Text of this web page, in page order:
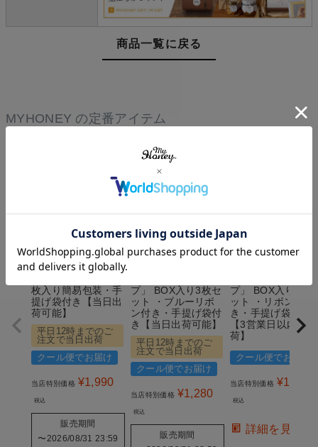
商品一覧に戻る
MYHONEY の定番アイテム
【クール便】ハニー
ショコラサンド"青
枚入り簡易包装・手
提げ袋付き【当日出
荷可能】
平日12時までのご
注文で当日出荷
クール便でお届け
当店特別価格 ¥1,990
税込
販売期間
〜2026/08/31 23:59
【クール便】ハニー
プ」 BOX入り3枚セ
ット ・ブルーリボ
ン付き・手提げ袋付
き【当日出荷可能】
平日12時までのご
注文で当日出荷
クール便でお届け
当店特別価格 ¥1,280
税込
販売期間
【クール便】ハニ
プ」 BOX入り3枚
ット ・リボン付
き・手提げ袋付き
【3営業日以内の出
荷】
クール便でお届け
当店特別価格 ¥1,280
税込
詳細を見る